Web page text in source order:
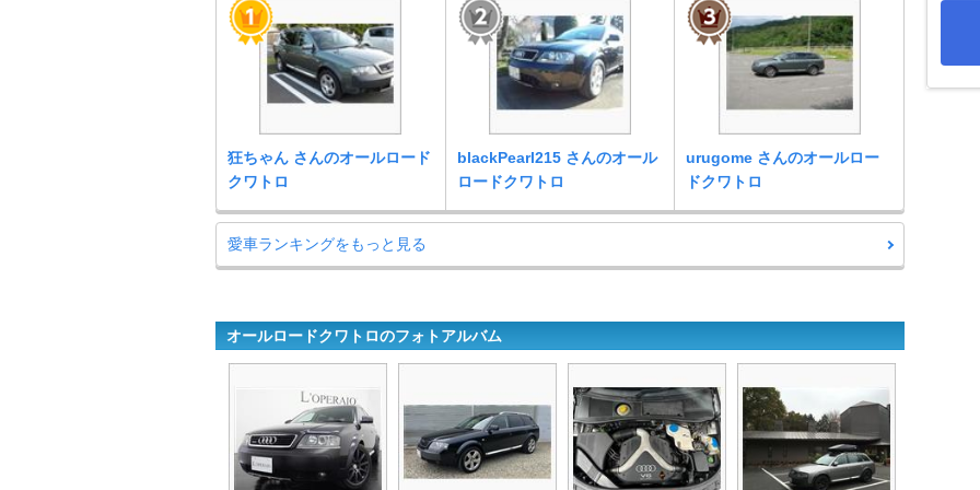
狂ちゃん さんのオールロード
クワトロ
blackPearl215 さんのオール
ロードクワトロ
urugome さんのオールロー
ドクワトロ
愛車ランキングをもっと見る
オールロードクワトロのフォトアルバム